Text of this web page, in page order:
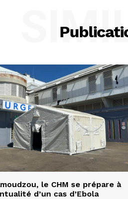
le CHM se prépare à
d’un cas d’Ebola